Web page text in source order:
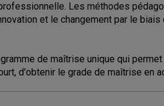
Les méthodes
et le changement par le
de maîtrise unique qui
d'obtenir le grade de maîtrise en